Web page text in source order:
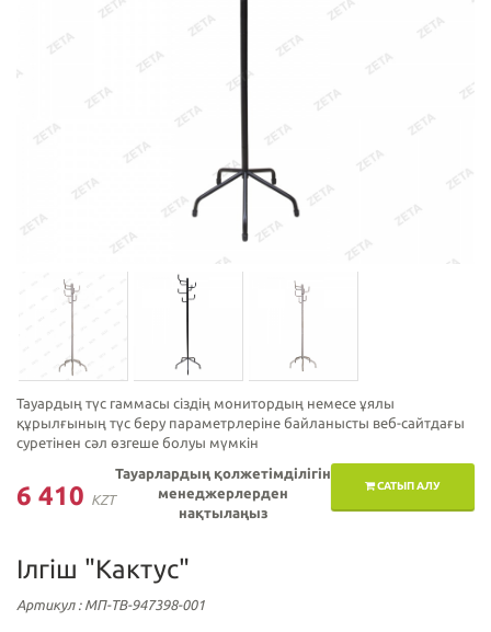
Тауардың түс гаммасы сіздің монитордың немесе ұялы
құрылғының түс беру параметрлеріне байланысты веб-сайтдағы
суретінен сәл өзгеше болуы мүмкін
6 410 KZT
САТЫП АЛУ
Тауарлардың қолжетімділігін
менеджерлерден
нақтылаңыз
Ілгіш "Кактус"
Артикул: МП-ТВ-947398-001